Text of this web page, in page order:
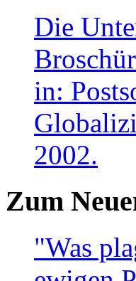
Die
in:
2002.
Zum
"Was